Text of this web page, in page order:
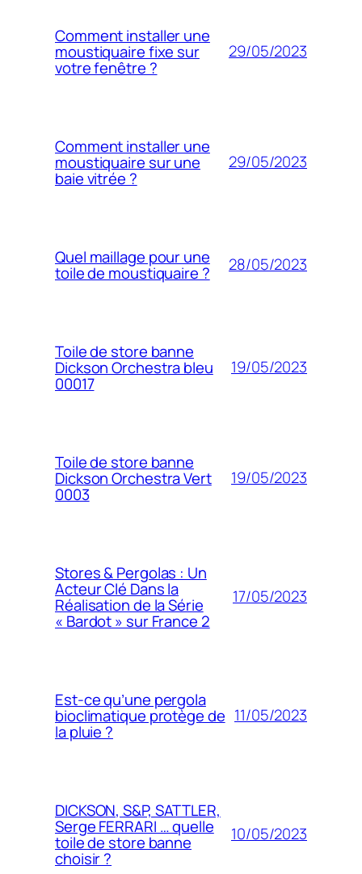
Comment installer une
moustiquaire fixe sur
votre fenêtre ?
29/05/2023
Comment installer une
moustiquaire sur une
baie vitrée ?
29/05/2023
Quel maillage pour une
toile de moustiquaire ? 28/05/2023
Toile de store banne
Dickson Orchestra bleu
00017
19/05/2023
Toile de store banne
Dickson Orchestra Vert
0003
19/05/2023
Stores & Pergolas : Un
Acteur Clé Dans la
Réalisation de la Série
« Bardot » sur France 2
17/05/2023
Est-ce qu’une pergola
bioclimatique protège de
la pluie ?
11/05/2023
DICKSON, S&P, SATTLER,
Serge FERRARI … quelle
toile de store banne
choisir ?
10/05/2023